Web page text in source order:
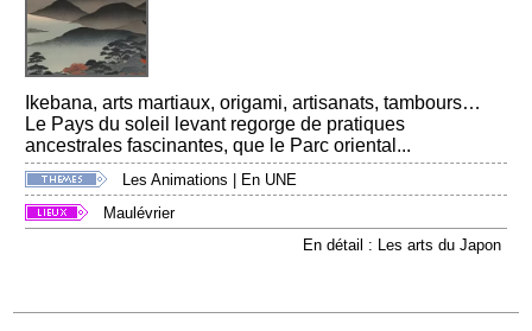
Ikebana, arts martiaux, origami, artisanats, tambours…
Le Pays du soleil levant regorge de pratiques
ancestrales fascinantes, que le Parc oriental...
Les Animations
En UNE
Maulévrier
En détail : Les arts du Japon